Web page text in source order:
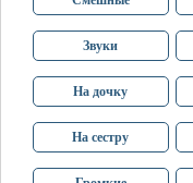
Звуки
На дочку
На сестру